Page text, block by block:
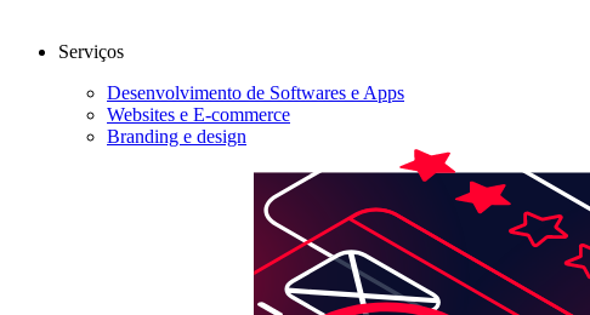
Serviços
Desenvolvimento de Softwares e Apps
Websites e E-commerce
Branding e design